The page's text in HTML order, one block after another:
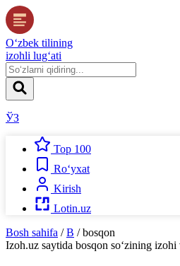
O‘zbek tilining
izohli lug‘ati
ЎЗ
Top 100
Ro‘yxat
Kirish
Lotin.uz
Bosh sahifa / B / bosqon
Izoh.uz saytida bosqon so‘zining izohi